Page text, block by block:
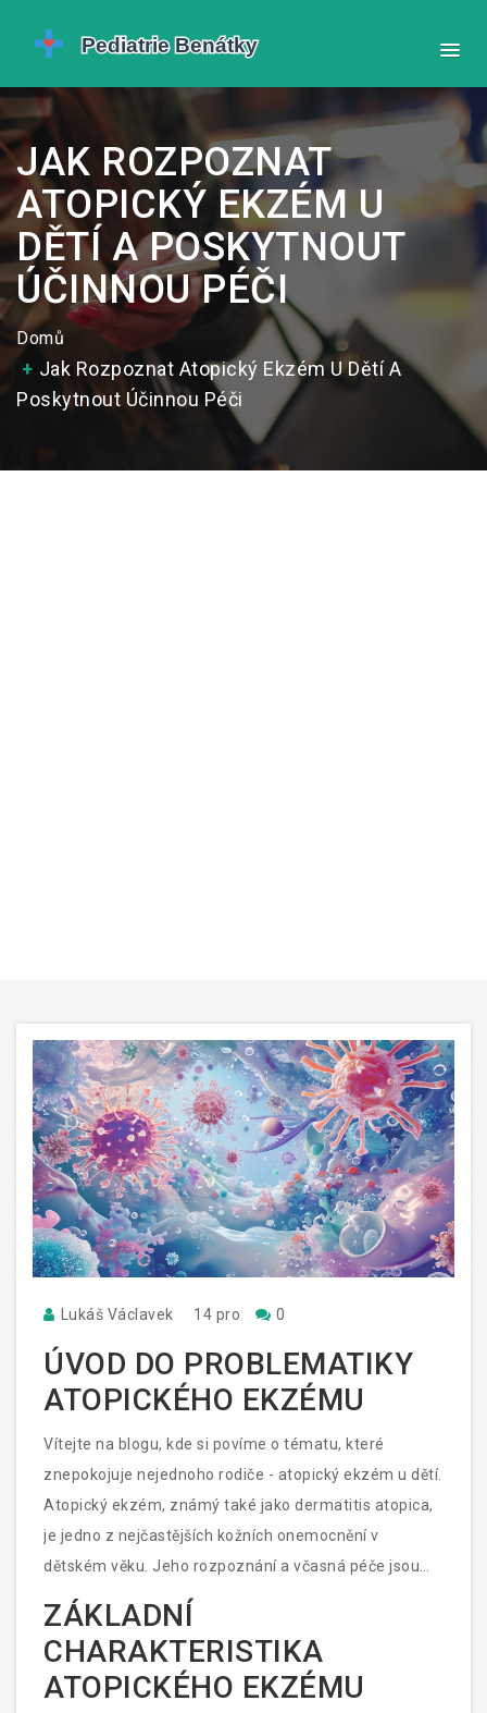
JAK ROZPOZNAT
ATOPICKÝ EKZÉM U
DĚTÍ A POSKYTNOUT
ÚČINNOU PÉČI
Domů
Jak Rozpoznat Atopický Ekzém U Dětí A
Poskytnout Účinnou Péči
Lukáš Václavek 14 pro 0
ÚVOD DO PROBLEMATIKY
ATOPICKÉHO EKZÉMU
Vítejte na blogu, kde si povíme o tématu, které
znepokojuje nejednoho rodiče - atopický ekzém u dětí.
Atopický ekzém, známý také jako dermatitis atopica,
je jedno z nejčastějších kožních onemocnění v
dětském věku. Jeho rozpoznání a včasná péče jsou
klíčové pro zlepšení kvality života postižených dětí.
Když jsem byl malý, měl jsem spolužáka, který
atopickým ekzémem trpěl, a pamatuji si, jak ho to
omezilo ve spoustě činností, které my ostatní děti brali
ZÁKLADNÍ
CHARAKTERISTIKA
ATOPICKÉHO EKZÉMU